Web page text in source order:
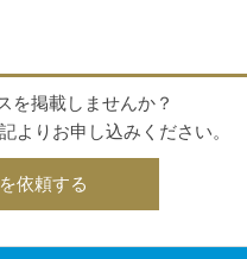
を掲載しませんか？
よりお申し込みください。
依頼する